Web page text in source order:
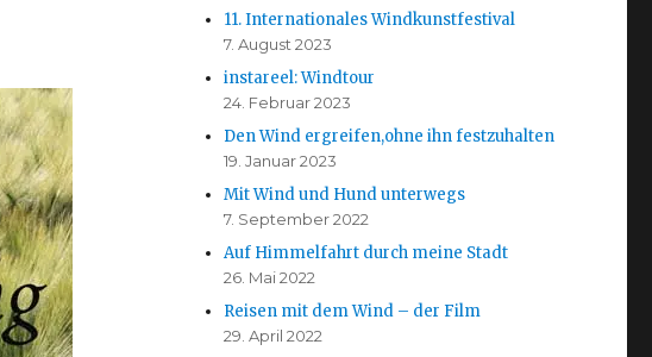
11. Internationales Windkunstfestival
7. August 2023
instareel: Windtour
24. Februar 2023
Den Wind ergreifen,ohne ihn festzuhalten
19. Januar 2023
Mit Wind und Hund unterwegs
7. September 2022
Auf Himmelfahrt durch meine Stadt
26. Mai 2022
Reisen mit dem Wind – der Film
29. April 2022